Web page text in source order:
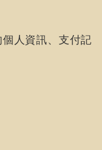
人資訊、支付記